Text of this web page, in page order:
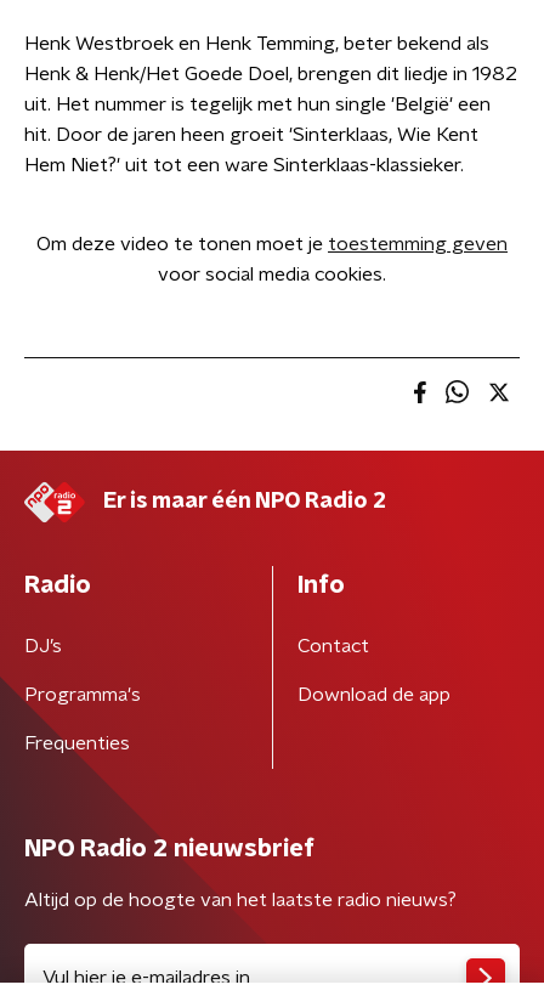
Henk Westbroek en Henk Temming, beter bekend als
Henk & Henk/Het Goede Doel, brengen dit liedje in 1982
uit. Het nummer is tegelijk met hun single 'België' een
hit. Door de jaren heen groeit 'Sinterklaas, Wie Kent
Hem Niet?' uit tot een ware Sinterklaas-klassieker.
Om deze video te tonen moet je toestemming geven
voor social media cookies.
Er is maar één NPO Radio 2
Radio
DJ’s
Programma's
Frequenties
Info
Contact
Download de app
NPO Radio 2 nieuwsbrief
Altijd op de hoogte van het laatste radio nieuws?